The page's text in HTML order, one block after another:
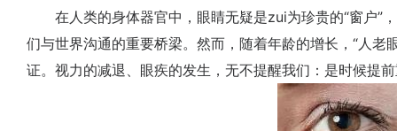
在人类的身体器官中，眼睛无疑是zui为珍贵的“窗户”
们与世界沟通的重要桥梁。然而，随着年龄的增长，“人老
证。视力的减退、眼疾的发生，无不提醒我们：是时候提